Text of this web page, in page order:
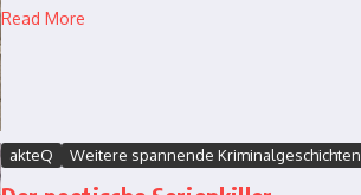
Read More
akteQ Weitere spannende Kriminalgeschichten